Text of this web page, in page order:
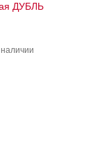
ДУБЛЬ